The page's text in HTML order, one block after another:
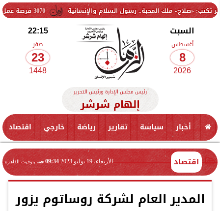
3070 فرصة عمل جديدة بالقطاع الخاص.. وظائف برواتب تصل إلى 9500 جنيه رسول السلام والإنسانية
السبت
أغسطس
8
2026
22:15
صفر
23
1448
رئيس مجلس الإدارة ورئيس التحرير
إلهام شرشر
أخبار سياسة تقارير رياضة خارجي اقتصاد
اقتصاد الأربعاء، 19 يوليو 2023 09:34 صـ بتوقيت القاهرة
المدير العام لشركة روساتوم يزور